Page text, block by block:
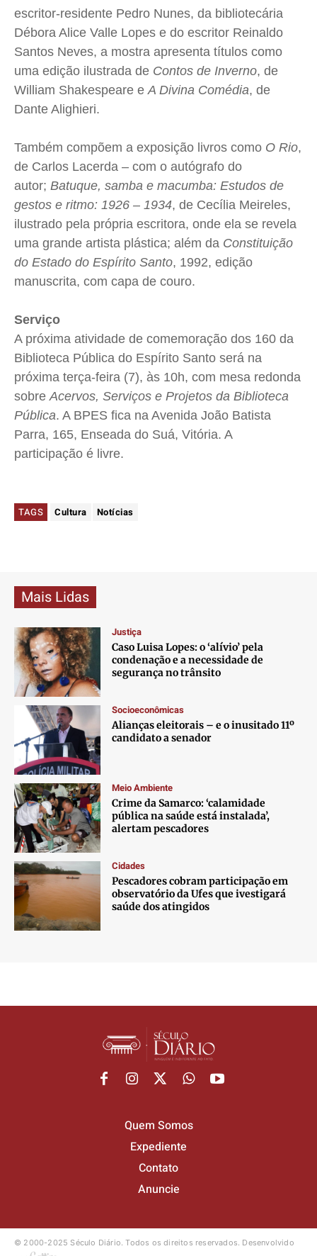
escritor-residente Pedro Nunes, da bibliotecária
Débora Alice Valle Lopes e do escritor Reinaldo
Santos Neves, a mostra apresenta títulos como
uma edição ilustrada de Contos de Inverno, de
William Shakespeare e A Divina Comédia, de
Dante Alighieri.
Também compõem a exposição livros como O Rio,
de Carlos Lacerda – com o autógrafo do
autor; Batuque, samba e macumba: Estudos de
gestos e ritmo: 1926 – 1934, de Cecília Meireles,
ilustrado pela própria escritora, onde ela se revela
uma grande artista plástica; além da Constituição
do Estado do Espírito Santo, 1992, edição
manuscrita, com capa de couro.
Serviço
A próxima atividade de comemoração dos 160 da
Biblioteca Pública do Espírito Santo será na
próxima terça-feira (7), às 10h, com mesa redonda
sobreAcervos, Serviços e Projetos da Biblioteca
Pública. A BPES fica na Avenida João Batista
Parra, 165, Enseada do Suá, Vitória. A
participação é livre.
TAGS Cultura Notícias
Mais Lidas
Justiça
Caso Luisa Lopes: o ‘alívio’ pela
condenação e a necessidade de
segurança no trânsito
Socioeconômicas
Alianças eleitorais – e o inusitado 11º
candidato a senador
Meio Ambiente
Crime da Samarco: ‘calamidade
pública na saúde está instalada’,
alertam pescadores
Cidades
Pescadores cobram participação em
observatório da Ufes que ivestigará
saúde dos atingidos
Quem Somos
Expediente
Contato
Anuncie
© 2000-2025 Século Diário.Todos os direitos reservados. Desenvolvido